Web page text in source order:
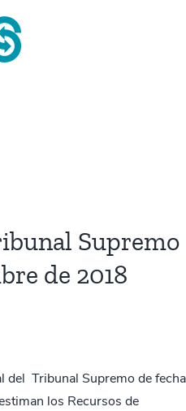
Supremo
de 2018
del Tribunal Supremo de fecha
los Recursos de